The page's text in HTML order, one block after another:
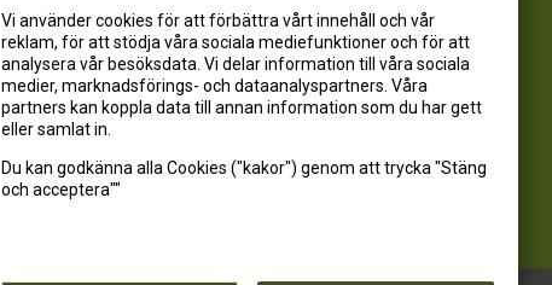
Vi använder cookies för att förbättra vårt innehåll och vår
reklam, för att stödja våra sociala mediefunktioner och för att
analysera vår besöksdata. Vi delar information till våra sociala
medier, marknadsförings- och dataanalyspartners. Våra
partners kan koppla data till annan information som du har gett
eller samlat in.
Du kan godkänna alla Cookies ("kakor") genom att trycka "Stäng
och acceptera""
@kivikangaskasvihuoneet
@kivikangas_kalastus
@kivikangaskasvihuoneet
Kivikangas Oy